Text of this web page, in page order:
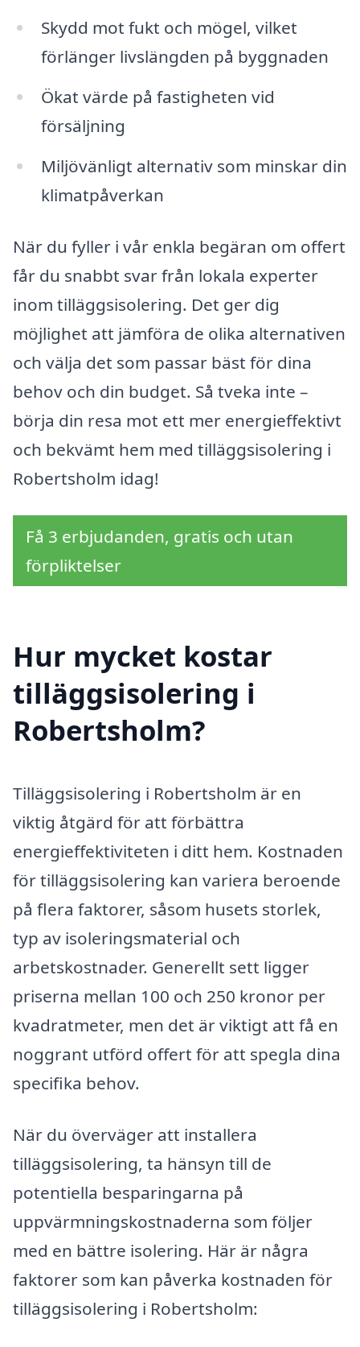
Skydd mot fukt och mögel, vilket
förlänger livslängden på byggnaden
Ökat värde på fastigheten vid
försäljning
Miljövänligt alternativ som minskar din
klimatpåverkan
När du fyller i vår enkla begäran om offert
får du snabbt svar från lokala experter
inom tilläggsisolering. Det ger dig
möjlighet att jämföra de olika alternativen
och välja det som passar bäst för dina
behov och din budget. Så tveka inte –
börja din resa mot ett mer energieffektivt
och bekvämt hem med tilläggsisolering i
Robertsholm idag!
Få 3 erbjudanden, gratis och utan
förpliktelser
Hur mycket kostar
tilläggsisolering i
Robertsholm?
Tilläggsisolering i Robertsholm är en
viktig åtgärd för att förbättra
energieffektiviteten i ditt hem. Kostnaden
för tilläggsisolering kan variera beroende
på flera faktorer, såsom husets storlek,
typ av isoleringsmaterial och
arbetskostnader. Generellt sett ligger
priserna mellan 100 och 250 kronor per
kvadratmeter, men det är viktigt att få en
noggrant utförd offert för att spegla dina
specifika behov.
När du överväger att installera
tilläggsisolering, ta hänsyn till de
potentiella besparingarna på
uppvärmningskostnaderna som följer
med en bättre isolering. Här är några
faktorer som kan påverka kostnaden för
tilläggsisolering i Robertsholm: